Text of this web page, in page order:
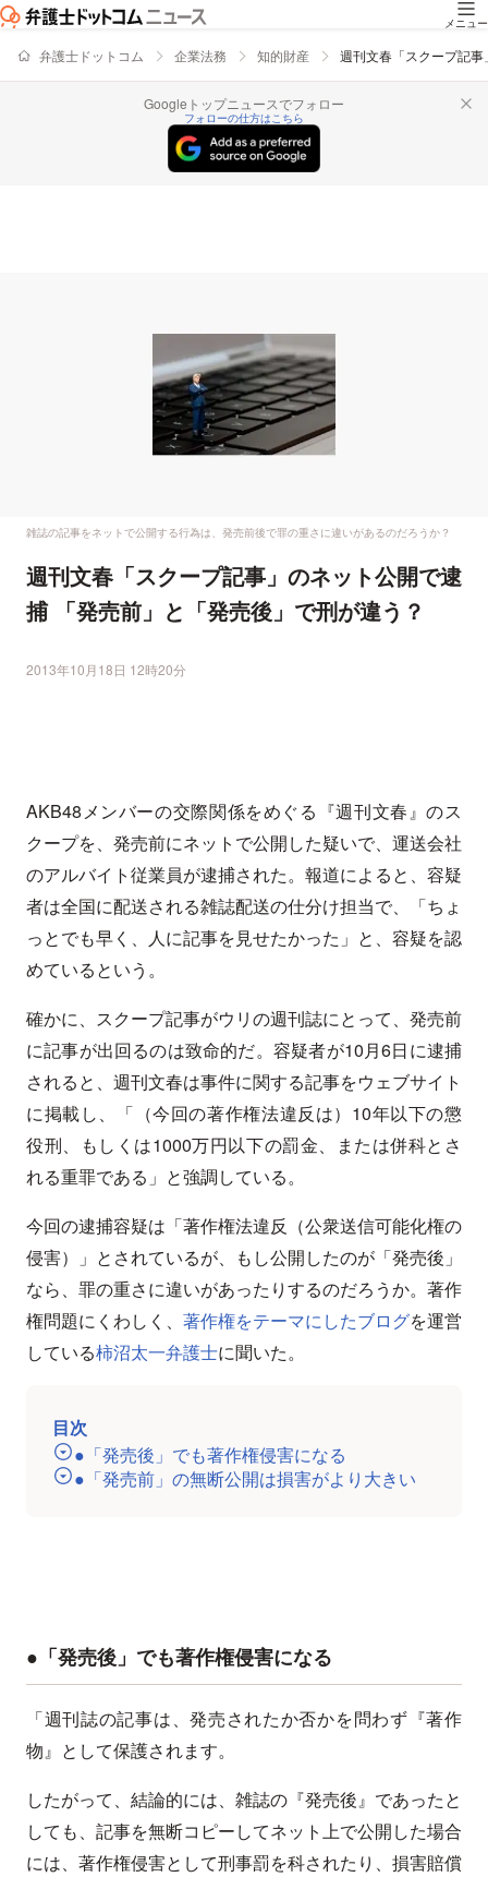
メニュー
弁護士ドットコム 企業法務 知的財産 週刊文春「スクープ記
Googleトップニュースでフォロー
フォローの仕方はこちら
雑誌の記事をネットで公開する行為は、発売前後で罪の重さに違いがあるのだろうか？
週刊文春「スクープ記事」のネット公開で逮
捕 「発売前」と「発売後」で刑が違う？
2013年10月18日 12時20分
AKB48メンバーの交際関係をめぐる『週刊文春』のス
クープを、発売前にネットで公開した疑いで、運送会社
のアルバイト従業員が逮捕された。報道によると、容疑
者は全国に配送される雑誌配送の仕分け担当で、「ちょ
っとでも早く、人に記事を見せたかった」と、容疑を認
めているという。
確かに、スクープ記事がウリの週刊誌にとって、発売前
に記事が出回るのは致命的だ。容疑者が10月6日に逮捕
されると、週刊文春は事件に関する記事をウェブサイト
に掲載し、「（今回の著作権法違反は）10年以下の懲
役刑、もしくは1000万円以下の罰金、または併科とさ
れる重罪である」と強調している。
今回の逮捕容疑は「著作権法違反（公衆送信可能化権の
侵害）」とされているが、もし公開したのが「発売後」
なら、罪の重さに違いがあったりするのだろうか。著作
権問題にくわしく、 著作権をテーマにしたブログを運営
している柿沼太一弁護士に聞いた。
目次
●「発売後」でも著作権侵害になる
●「発売前」の無断公開は損害がより大きい
●「発売後」でも著作権侵害になる
「週刊誌の記事は、発売されたか否かを問わず『著作
物』として保護されます。
したがって、結論的には、雑誌の『発売後』であったと
しても、記事を無断コピーしてネット上で公開した場合
には、著作権侵害として刑事罰を科されたり、損害賠償